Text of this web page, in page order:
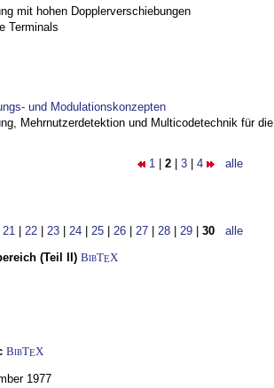
mit hohen Dopplerverschiebungen
Terminals
und Modulationskonzepten
Mehrnutzerdetektion und Multicodetechnik für die
1 2 3 4 alle
21 22 23 24 25 26 27 28 29 30 alle
(Teil II) BibTEX
BibTEX
1977